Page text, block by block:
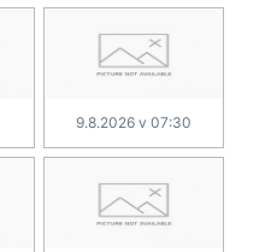
9.8.2026 v 07:30